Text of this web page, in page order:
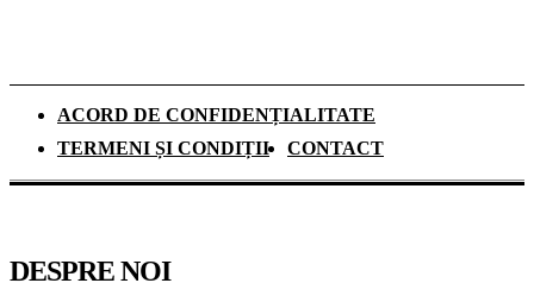
ACORD DE CONFIDENȚIALITATE
TERMENI ȘI CONDIȚII
CONTACT
DESPRE NOI